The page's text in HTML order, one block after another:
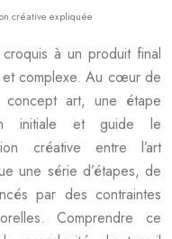
créative expliquée
à un produit final
et complexe. Au cœur de
concept art, une étape
initiale et guide le
créative entre l’art
une série d’étapes, de
par des contraintes
Comprendre ce